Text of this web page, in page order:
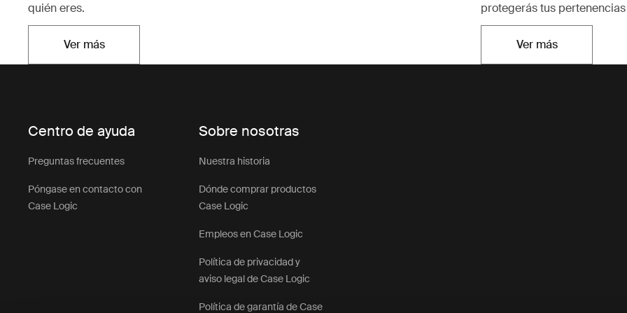
quién eres.
Ver másSe abre en una nueva pestaña
protegerás tus
Ver másSe abre en una
Centro de ayuda
Preguntas frecuentes
Póngase en contacto con
Case Logic
Sobre nosotras
Nuestra historia
Dónde comprar productos
Case Logic
Empleos en Case Logic
Política de privacidad y
aviso legal de Case Logic
Política de garantía de Case